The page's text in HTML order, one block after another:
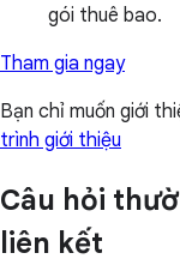
gói thuê bao.
Tham gia ngay
Bạn chỉ muốn giới
trình giới thiệu
Câu hỏi
liên kết